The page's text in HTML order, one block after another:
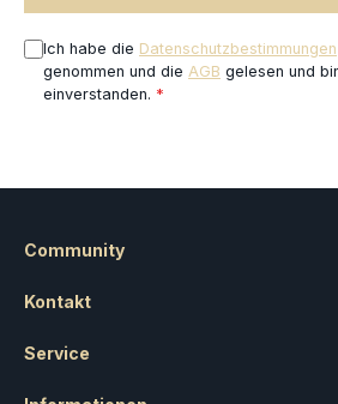
Ich habe die Datenschutzbestimmungen
genommen und die AGB gelesen und
einverstanden. *
Kontakt
Service
Community